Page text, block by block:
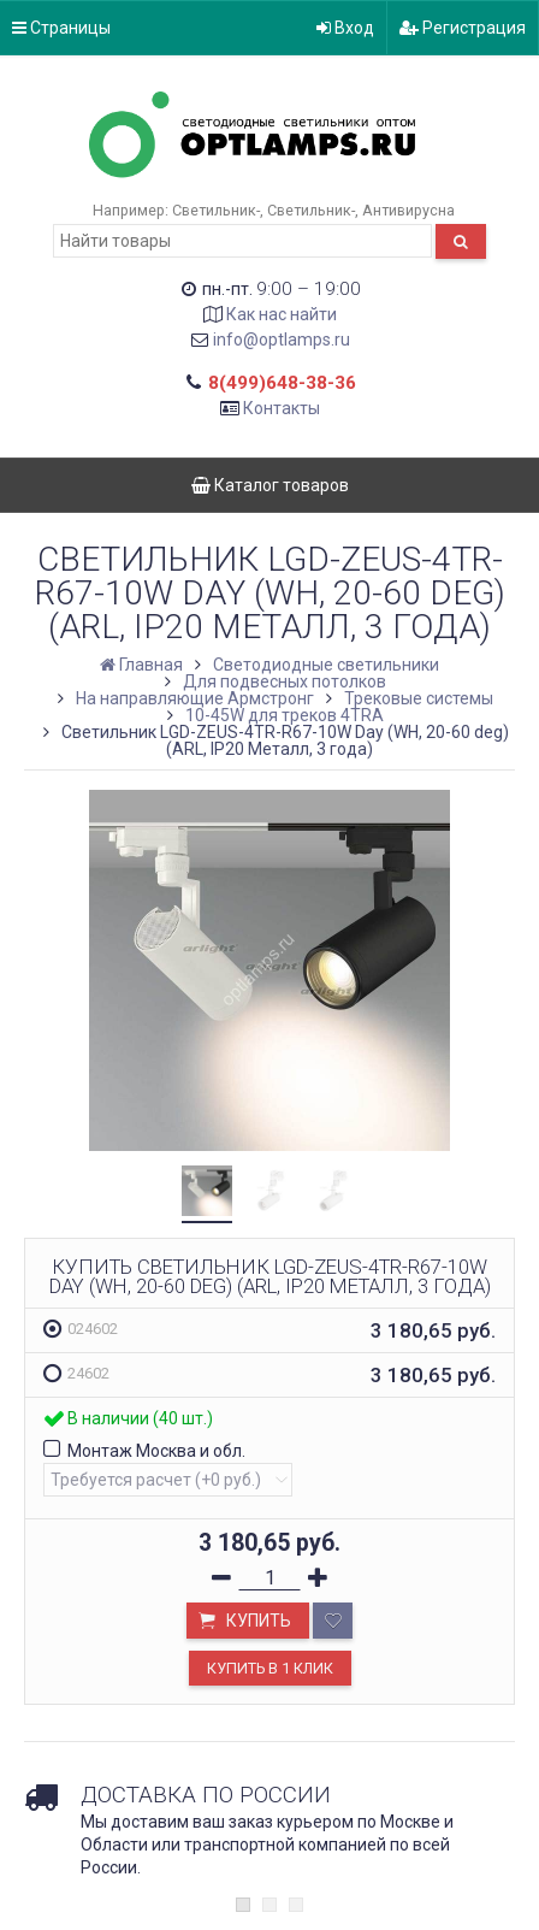
Страницы Вход Регистрация
Например: Светильник- Светильник- Антивирусна
пн.-пт. 9:00 – 19:00
Как нас найти
info@optlamps.ru
8(499)648-38-36
Контакты
Каталог товаров
СВЕТИЛЬНИК LGD-ZEUS-4TR-
R67-10W DAY (WH, 20-60 DEG)
(ARL, IP20 МЕТАЛЛ, 3 ГОДА)
Главная
Светодиодные светильники
Для подвесных потолков
На направляющие Армстронг
Трековые системы
10-45W для треков 4TRA
Светильник LGD-ZEUS-4TR-R67-10W Day (WH, 20-60 deg)
(ARL, IP20 Металл, 3 года)
КУПИТЬ СВЕТИЛЬНИК LGD-ZEUS-4TR-R67-10W
DAY (WH, 20-60 DEG) (ARL, IP20 МЕТАЛЛ, 3 ГОДА)
024602 3 180,65 руб.
24602 3 180,65 руб.
В наличии (40 шт.)
Монтаж Москва и обл.
3 180,65 руб.
КУПИТЬ
ДОСТАВКА ПО РОССИИ
Мы доставим ваш заказ курьером по Москве и
Области или транспортной компанией по всей
России.